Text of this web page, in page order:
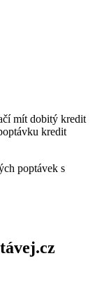
mít dobitý kredit
kredit
poptávek s